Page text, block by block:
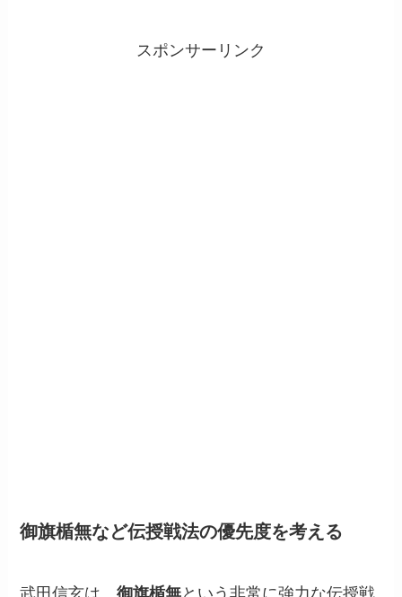
スポンサーリンク
御旗楯無など伝授戦法の優先度を考える